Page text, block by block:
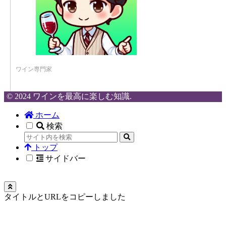
ワイン専門家
© 2024 ワインを最高に楽しむ知識.
ホーム
検索
トップ
サイドバー
タイトルとURLをコピーしました